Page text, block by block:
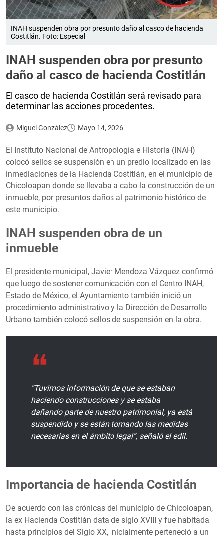
INAH suspenden obra por presunto daño al casco de hacienda
Costitlán. Foto: Especial
INAH suspenden obra por presunto
daño al casco de hacienda Costitlán
El casco de hacienda Costitlán será revisado para
determinar las acciones procedentes.
Miguel González Mayo 14, 2026
El Instituto Nacional de Antropología e Historia (INAH)
colocó sellos se suspensión en un predio localizado en las
inmediaciones de la Hacienda Costitlán, en el municipio de
Chicoloapan donde se llevaba a cabo la construcción de un
inmueble, por presuntos daños al patrimonio histórico de
este municipio.
INAH suspenden obra de un
inmueble
El presidente municipal, Javier Mendoza Vázquez confirmó
que luego de sostener comunicación con el Centro INAH,
Estado de México, el Ayuntamiento también inició un
procedimiento administrativo y la Dirección de Desarrollo
Urbano también colocó sellos de suspensión en la obra.
“Tuvimos información de que se estaban
haciendo construcciones y se estaba
dañando parte de nuestro patrimonial, ya está
suspendido y se están tomando las medidas
necesarias en el ámbito legal”, señaló el edil.
Importancia de hacienda Costitlán
De acuerdo con las crónicas del municipio de Chicoloapan,
la ex Hacienda Costitlán data de siglo XVIII y fue habitada
hasta principios del Siglo XX, inicialmente perteneció a un